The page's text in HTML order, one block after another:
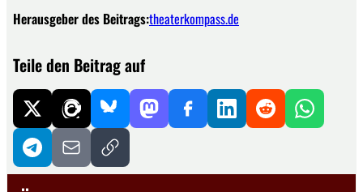
Herausgeber des Beitrags:theaterkompass.de
Teile den Beitrag auf